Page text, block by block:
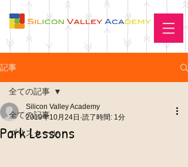
記事
全ての記事
プリスクール
全ての記事
Park Lessons
Silicon Valley Academy
2019年10月24日 読了時間: 1分